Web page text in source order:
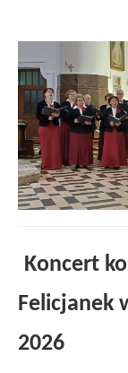
Koncert
Felicjanek
2026